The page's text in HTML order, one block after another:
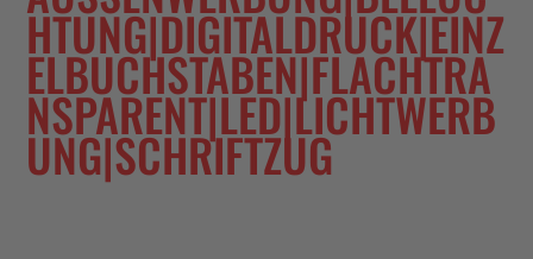
TUNG|DIGITALDRUCK|EINZE
LBUCHSTABEN|FLACHTRAN
SPARENT|LED|LICHTWERBU
NG|SCHRIFTZUG